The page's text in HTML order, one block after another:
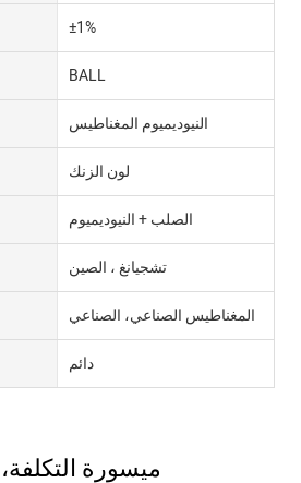
±1%
BALL
النيوديميوم المغناطيس
لون الزنك
الصلب + النيوديميوم
تشجيانغ ، الصين
المغناطيس الصناعي، الصناعي
دائم
ميسورة